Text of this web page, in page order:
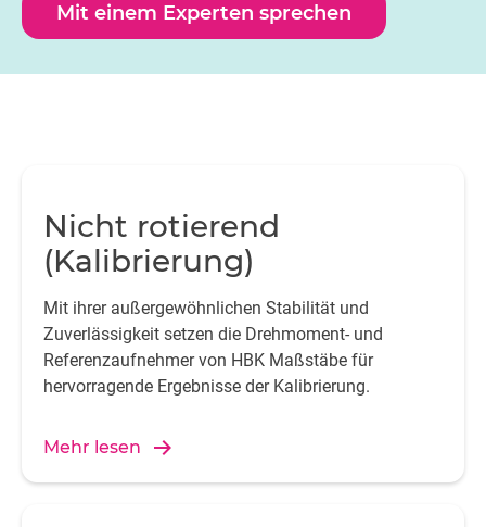
Mit einem Experten sprechen
Nicht rotierend
(Kalibrierung)
Mit ihrer außergewöhnlichen Stabilität und
Zuverlässigkeit setzen die Drehmoment- und
Referenzaufnehmer von HBK Maßstäbe für
hervorragende Ergebnisse der Kalibrierung.
Mehr lesen